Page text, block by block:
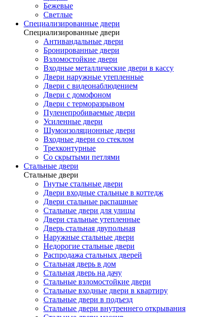
Бежевые
Светлые
Специализированные двери
Специализированные двери
Антивандальные двери
Бронированные двери
Взломостойкие двери
Входные металлические двери в кассу
Двери наружные утепленные
Двери с видеонаблюдением
Двери с домофоном
Двери с терморазрывом
Пуленепробиваемые двери
Усиленные двери
Шумоизоляционные двери
Входные двери со стеклом
Трехконтурные
Со скрытыми петлями
Стальные двери
Стальные двери
Гнутые стальные двери
Двери входные стальные в коттедж
Двери стальные распашные
Стальные двери для улицы
Двери стальные утепленные
Дверь стальная двупольная
Наружные стальные двери
Недорогие стальные двери
Распродажа стальных дверей
Стальная дверь в дом
Стальная дверь на дачу
Стальные взломостойкие двери
Стальные входные двери в квартиру
Стальные двери в подъезд
Стальные двери внутреннего открывания